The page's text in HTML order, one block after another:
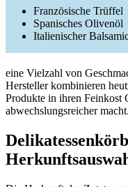
Französische Trüffel
Spanisches Olivenöl
Italienischer
eine Vielzahl von
Hersteller kombinieren
Produkte in ihren Feinkost
abwechslungsreicher macht.